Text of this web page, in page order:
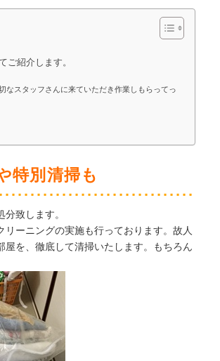
ご紹介します。
なスタッフさんに来ていただき作業しもらってっ
特別清掃も
致します。
ーニングの実施も行っております。故人
を、徹底して清掃いたします。もちろん